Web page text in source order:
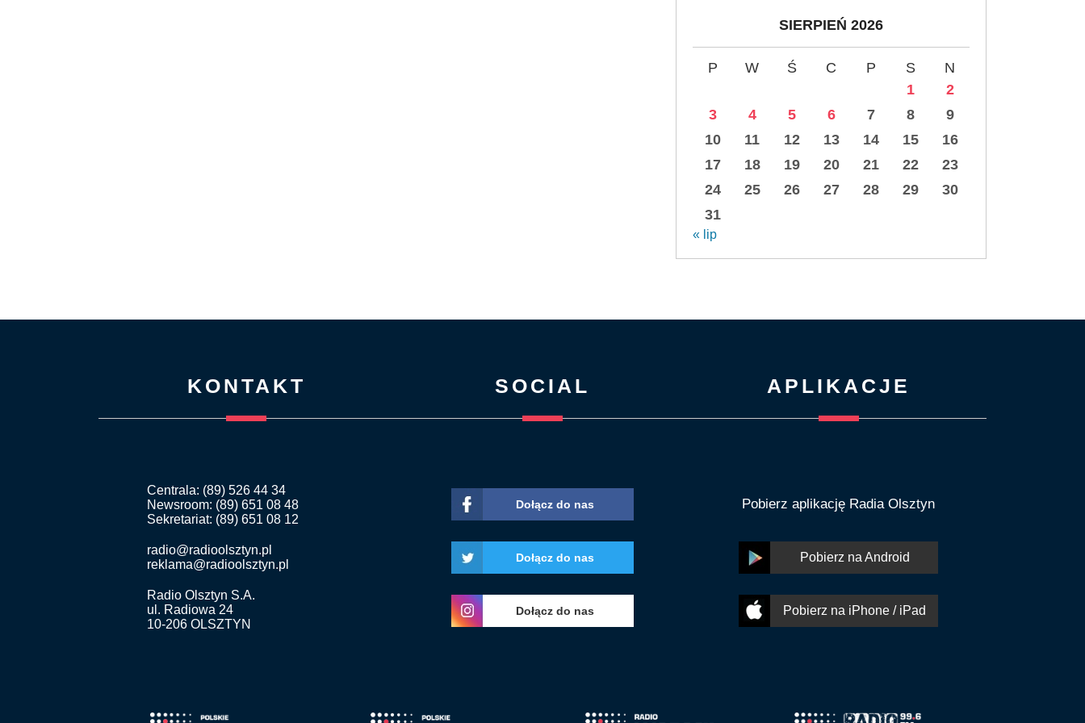
SIERPIEŃ 2026
P W Ś C P S
N
1
2
3
4 5 6 7 8
9
10
11 12 13 14 15
16
17
18 19 20 21 22
23
24
25 26 27 28 29
30
31
« lip
KONTAKT
Centrala: (89) 526 44 34
Newsroom: (89) 651 08 48
Sekretariat: (89) 651 08 12
radio@radioolsztyn.pl
reklama@radioolsztyn.pl
Radio Olsztyn S.A.
ul. Radiowa 24
10-206 OLSZTYN
SOCIAL
Dołącz do nas
Dołącz do nas
Dołącz do nas
APLIKACJE
Pobierz aplikację Radia Olsztyn
Pobierz na Android
Pobierz na iPhone / iPad